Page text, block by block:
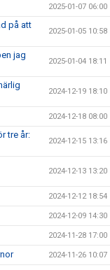
2025-01-07 06:00
på att
2025-01-05 10:58
jag
2025-01-04 18:11
2024-12-19 18:10
2024-12-18 08:00
tre år:
2024-12-15 13:16
2024-12-13 13:20
2024-12-12 18:54
2024-12-09 14:30
2024-11-28 17:00
2024-11-26 10:07